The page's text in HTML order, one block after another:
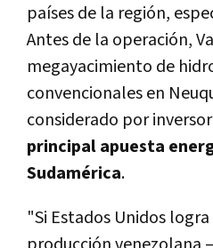
países de la región,
Antes de la operación,
megayacimiento de
convencionales en
considerado por
principal apuesta
Sudamérica.
"Si Estados Unidos